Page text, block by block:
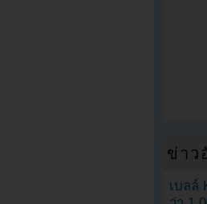
ข่าว
เบลล์